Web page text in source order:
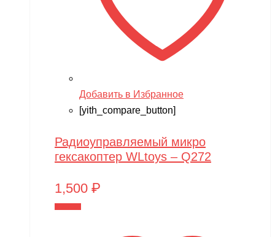
Добавить в Избранное
[yith_compare_button]
Радиоуправляемый микро
гексакоптер WLtoys – Q272
1,500 ₽